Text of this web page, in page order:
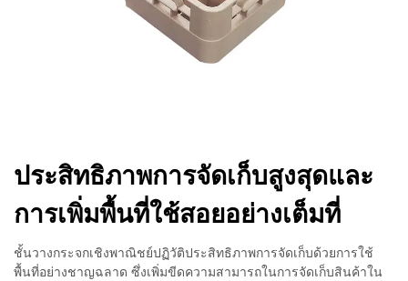
ประสิทธิภาพการจัดเก็บสูงสุดและ
การเพิ่มพื้นที่ใช้สอยอย่างเต็มที่
ชั้นวางกระจกเชิงพาณิชย์ปฏิวัติประสิทธิภาพการจัดเก็บด้วยการใช้
พื้นที่อย่างชาญฉลาด ซึ่งเพิ่มขีดความสามารถในการจัดเก็บสินค้าใน